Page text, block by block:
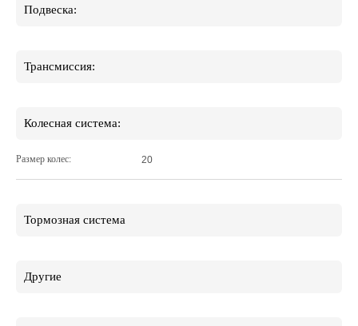
Подвеска:
Трансмиссия:
Колесная система:
Размер колес: 20
Тормозная система
Другие